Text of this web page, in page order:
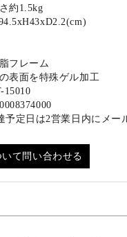
約1.5kg
フレーム
表面を特殊ゲル加工
15010
予定日は2営業日内にメー
て問い合わせる